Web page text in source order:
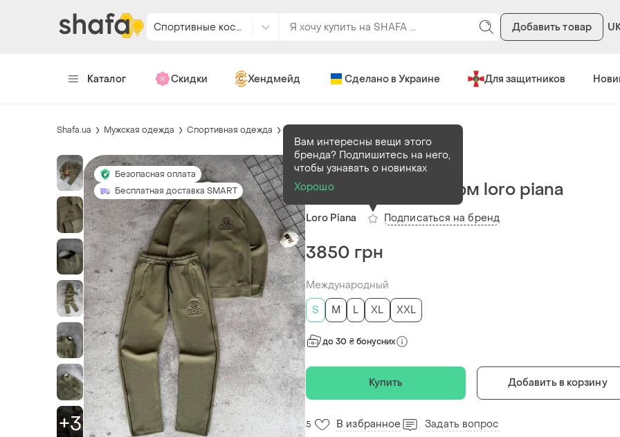
Спортивные костюмы Добавить товар
Каталог Скидки Хендмейд Сделано в Украине Для защитников
Shafa.ua Мужская одежда Спортивная одежда
+3
Безопасная оплата
Бесплатная доставка SMART
В наличии13 шт
Спортивный костюм loro piana
Loro Piana
Вам интересны вещи этого
бренда? Подпишитесь на него,
чтобы узнавать о новинках
Хорошо
Подписаться на бренд
3850 грн
Международный
S
M L XL XXL
до 30 ₴ бонусних
Купить Добавить в корзину
5 В избранное Задать вопрос